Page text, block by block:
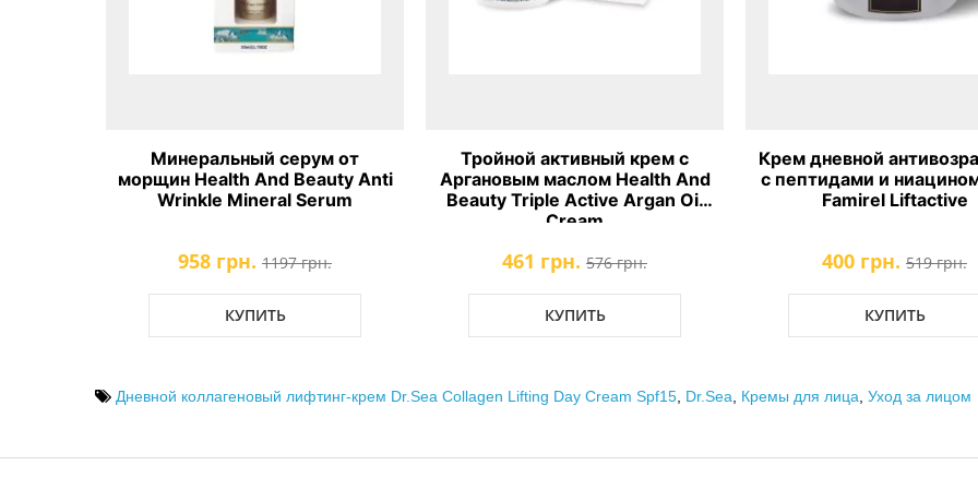
Тройной активный крем с
Аргановым маслом Health And
Beauty Triple Active Argan Oil
461 грн. 576 грн.
КУПИТЬ
Крем дневной антивозрастной
с пептидами и ниациномидом
Famirel Liftactive
400 грн. 519 грн.
КУПИТЬ
Антивозрастной крем
кожи вокруг глаз
Aging Eye Cream
446 грн. 579 грн.
КУПИТЬ
Дневной коллагеновый лифтинг-крем Dr.Sea Collagen Lifting Day Cream Spf15 Dr.Sea Кремы для лица Уход за лицом